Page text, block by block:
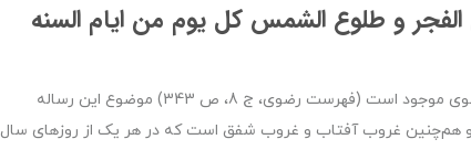
و طلوع الشمس کل یوم من ایام السنه
یک نسخه‌ی خطی این مقاله در کتابخانه‌ی آستان قدس رضوی موجود است (فهرست رضوی، ج 8، ص 343) موضوع این رساله
غروب آفتاب و غروب شفق است که در هر یک از روزهای سال